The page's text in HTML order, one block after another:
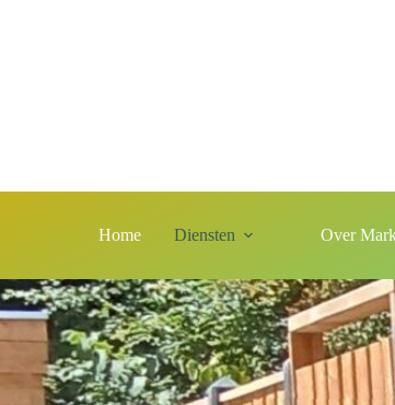
Home Diensten Over